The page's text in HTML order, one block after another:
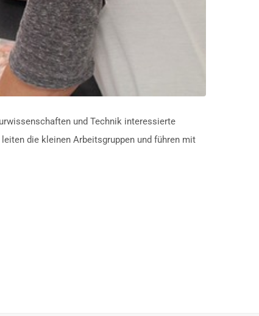
und Technik interessierte
die kleinen Arbeitsgruppen und führen mit